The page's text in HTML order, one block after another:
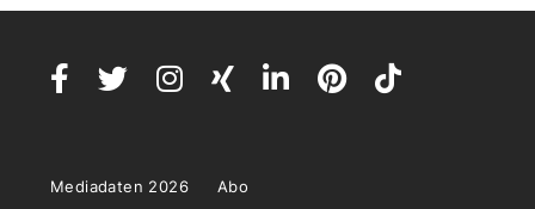
Mediadaten 2026 Abo